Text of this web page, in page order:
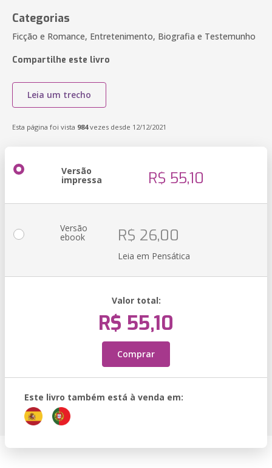
Categorias
Ficção e Romance, Entretenimento, Biografia e Testemunho
Compartilhe este livro
Leia um trecho
Esta página foi vista 984vezes desde 12/12/2021
Versão
impressa R$ 55,10
Versão
ebook R$ 26,00
Leia em Pensática
Valor total:
R$ 55,10
Comprar
Este livro também está à venda em: